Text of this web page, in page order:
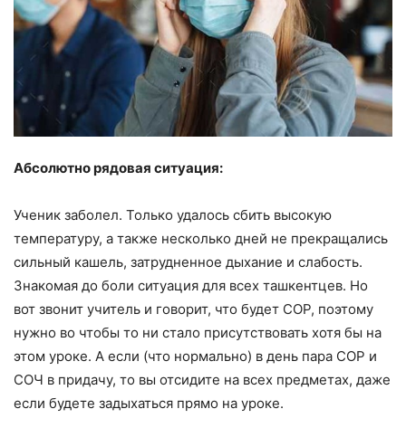
Абсолютно рядовая ситуация:
Ученик заболел. Только удалось сбить высокую
температуру, а также несколько дней не прекращались
сильный кашель, затрудненное дыхание и слабость.
Знакомая до боли ситуация для всех ташкентцев. Но
вот звонит учитель и говорит, что будет СОР, поэтому
нужно во чтобы то ни стало присутствовать хотя бы на
этом уроке. А если (что нормально) в день пара СОР и
СОЧ в придачу, то вы отсидите на всех предметах, даже
если будете задыхаться прямо на уроке.